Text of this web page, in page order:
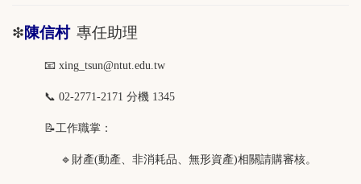
❇ 陳信村 專任助理
📧 xing_tsun@ntut.edu.tw
📞 02-2771-2171 分機 1345
📝工作職掌：
🔹 財產(動產、非消耗品、無形資產)相關請購審核。